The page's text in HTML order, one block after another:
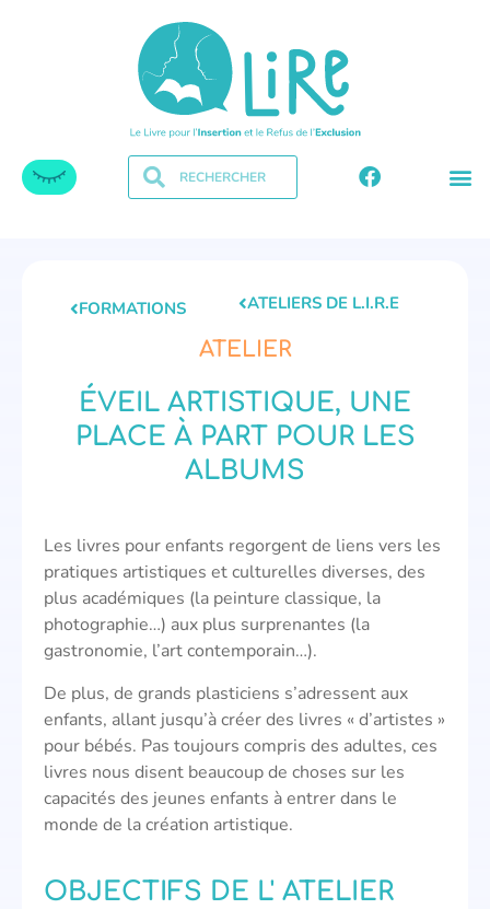
FORMATIONS ATELIERS DE L.I.R.E
ATELIER
ÉVEIL ARTISTIQUE, UNE
PLACE À PART POUR LES
ALBUMS
Les livres pour enfants regorgent de liens vers les
pratiques artistiques et culturelles diverses, des
plus académiques (la peinture classique, la
photographie…) aux plus surprenantes (la
gastronomie, l’art contemporain…).
De plus, de grands plasticiens s’adressent aux
enfants, allant jusqu’à créer des livres « d’artistes »
pour bébés. Pas toujours compris des adultes, ces
livres nous disent beaucoup de choses sur les
capacités des jeunes enfants à entrer dans le
monde de la création artistique.
OBJECTIFS DE L' ATELIER